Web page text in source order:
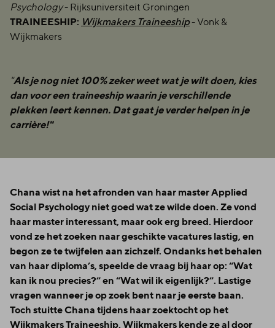
Psychology- Rijksuniversiteit Groningen
TRAINEESHIP: Wijkmakers Traineeship- Vonk &
Wijkmakers
"Als je nog niet 100% zeker weet wat je wilt doen, kies
dan voor een traineeship waarin je verschillende
plekken leert kennen. Dat gaat je verder helpen in je
carrière!"
Chana wist na het afronden van haar master Applied
Social Psychology niet goed wat ze wilde doen. Ze vond
haar master interessant, maar ook erg breed. Hierdoor
vond ze het zoeken naar geschikte vacatures lastig, en
begon ze te twijfelen aan zichzelf. Ondanks het behalen
van haar diploma’s, speelde de vraag bij haar op: “Wat
kan ik nou precies?” en “Wat wil ik eigenlijk?”. Lastige
vragen wanneer je op zoek bent naar je eerste baan.
Toch stuitte Chana tijdens haar zoektocht op het
Wijkmakers Traineeship. Wijkmakers kende ze al door